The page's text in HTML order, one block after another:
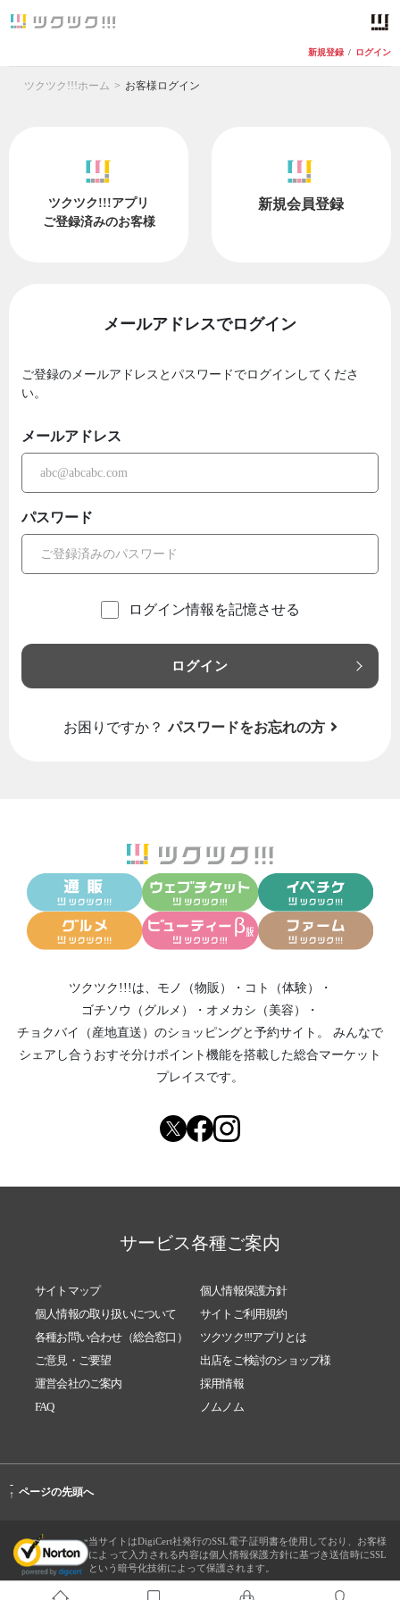
新規登録 / ログイン
ツクツク!!!ホーム お客様ログイン
ツクツク!!!アプリ
ご登録済みのお客様
新規会員登録
メールアドレスでログイン
ご登録のメールアドレスとパスワードでログインしてくださ
い。
メールアドレス
パスワード
ログイン情報を記憶させる
ログイン
お困りですか？ パスワードをお忘れの方
ツクツク!!!は、 モノ（物販） ・ コト（体験）
・
ゴチソウ（グルメ）
・ オメカシ（美容）
・
チョクバイ（産地直送） のショッピングと予約サイト。
みんなで
シェアし合う おすそ分けポイント機能を搭載した総合マーケット
プレイスです。
サービス各種ご案内
サイトマップ
個人情報保護方針
個人情報の取り扱いについて
サイトご利用規約
各種お問い合わせ（総合窓口）
ツクツク!!!アプリとは
ご意見・ご要望
出店をご検討のショップ様
運営会社のご案内
採用情報
FAQ
ノムノム
-
↑ ページの先頭へ
当サイトはDigiCert社発行のSSL電子証明書を使用しており、お客様
によって入力される内容は個人情報保護方針に基づき送信時にSSL
という暗号化技術によって保護されます。